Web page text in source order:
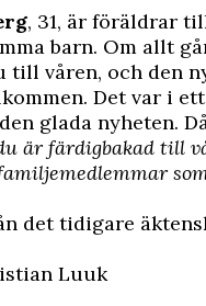
, 31, är föräldrar
barn. Om allt
till våren, och den
Det var i
glada nyheten.
är färdigbakad till
det tidigare
Luuk